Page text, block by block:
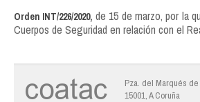
Orden INT/226/2020, de 15 de marzo, por la
Cuerpos de Seguridad en relación con el
Pza. del Marqués de
15001, A Coruña